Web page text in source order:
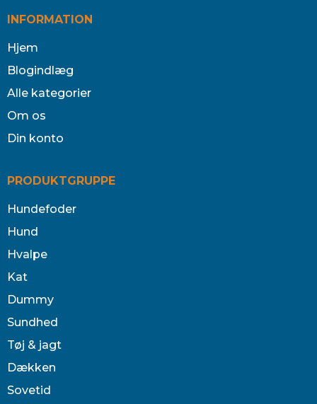
INFORMATION
Hjem
Blogindlæg
Alle kategorier
Om os
Din konto
PRODUKTGRUPPE
Hundefoder
Hund
Hvalpe
Kat
Dummy
Sundhed
Tøj & jagt
Dækken
Sovetid